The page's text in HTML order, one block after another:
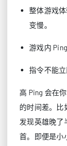
整体游戏
变慢。
游戏内
指令不能
高 Ping 会在
的时间差。比
发现英雄晚了
首。即便是小